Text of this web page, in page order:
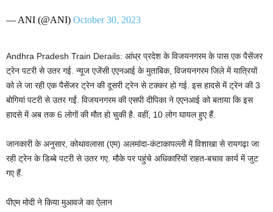
— ANI (@ANI) October 30, 2023
Andhra Pradesh Train Derails: आंध्र प्रदेश के विजयनगरम के पास एक पैसेंजर
ट्रेन पटरी से उतर गई. न्यूज एजेंसी एएनआई के मुताबिक, विजयनगरम जिले में यात्रियों
को ले जा रही एक पैसेंजर ट्रेन की दूसरी ट्रेन से टक्कर हो गई. इस हादसे में ट्रेन की 3
बोगियां पटरी से उतर गईं. विजयनगरम की एसपी दीपिका ने एएनआई को बताया कि इस
हादसे में अब तक 6 लोगों की मौत हो चुकी है. वहीं, 10 लोग घायल हुए हैं.
जानकारी के अनुसार, कोथावलासा (एम) अलमांदा-कंटाकापल्ली में विशाखा से रायगढ़ा जा
रही ट्रेन के डिब्बे पटरी से उतर गए. मौके पर पहुंचे अधिकारियों राहत-बचाव कार्य में जुट
गए हैं.
पीएम मोदी ने किया मुआवजे का ऐलान